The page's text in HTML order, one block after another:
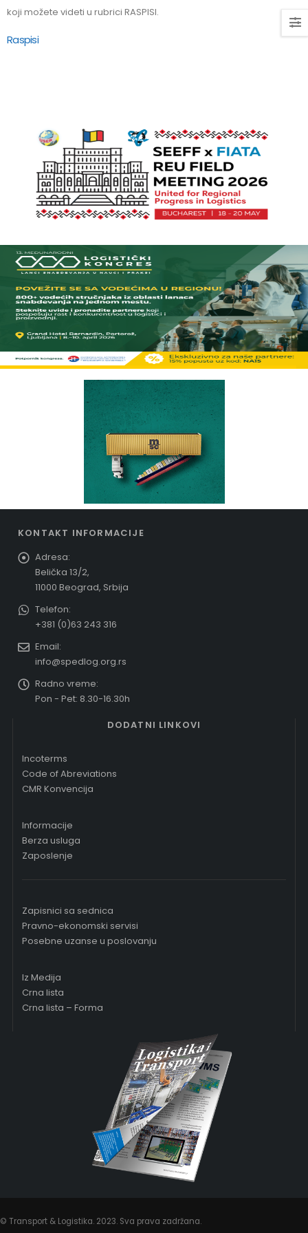
koji možete videti u rubrici RASPISI.
Raspisi
KONTAKT INFORMACIJE
Adresa:
Belička 13/2,
11000 Beograd, Srbija
Telefon:
+381 (0)63 243 316
Email:
info@spedlog.org.rs
Radno vreme:
Pon - Pet: 8.30-16.30h
DODATNI LINKOVI
Incoterms
Code of Abreviations
CMR Konvencija
Informacije
Berza usluga
Zaposlenje
Zapisnici sa sednica
Pravno-ekonomski servisi
Posebne uzanse u poslovanju
Iz Medija
Crna lista
Crna lista – Forma
© Transport & Logistika. 2023. Sva prava zadržana.